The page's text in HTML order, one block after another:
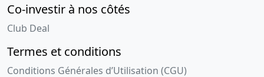
Co-investir à nos côtés
Club Deal
Termes et conditions
Conditions Générales d’Utilisation (CGU)